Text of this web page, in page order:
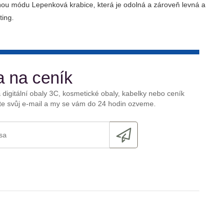
módu Lepenková krabice, která je odolná a zároveň levná a
na ceník
obaly 3C, kosmetické obaly, kabelky nebo ceník
svůj e-mail a my se vám do 24 hodin ozveme.